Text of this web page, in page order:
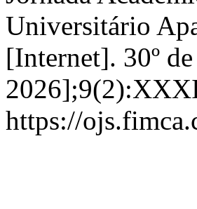
Universitário
[Internet]. 30º
https://